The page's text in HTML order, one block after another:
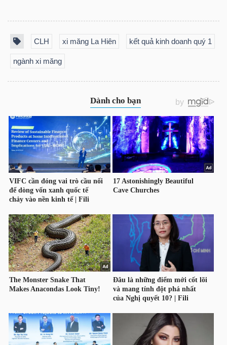
CLH xi măng La Hiên kết quả kinh doanh quý 1
ngành xi măng
LƯỢNG
NGUYÊN
VẬT
LIỆU
CÔNG
NGHIỆP
TIÊU
KHÔNG
THIẾT